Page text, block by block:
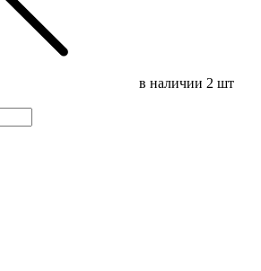
в наличии 2 шт